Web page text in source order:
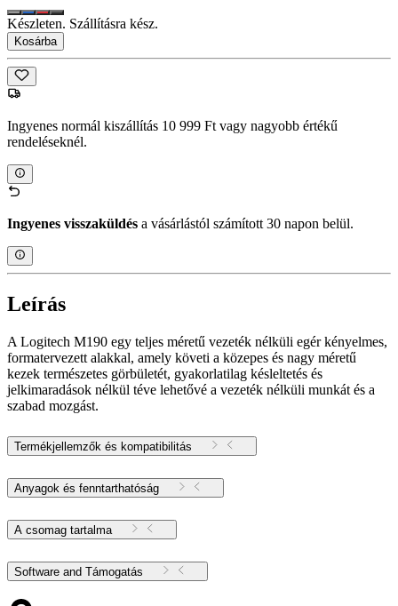
Készleten. Szállításra kész.
Kosárba
Ingyenes normál kiszállítás 10 999 Ft vagy nagyobb értékű
rendeléseknél.
Ingyenes visszaküldés a vásárlástól számított 30 napon belül.
Leírás
A Logitech M190 egy teljes méretű vezeték nélküli egér kényelmes,
formatervezett alakkal, amely követi a közepes és nagy méretű
kezek természetes görbületét, gyakorlatilag késleltetés és
jelkimaradások nélkül téve lehetővé a vezeték nélküli munkát és a
szabad mozgást.
Termékjellemzők és kompatibilitás
Anyagok és fenntarthatóság
A csomag tartalma
Software and Támogatás